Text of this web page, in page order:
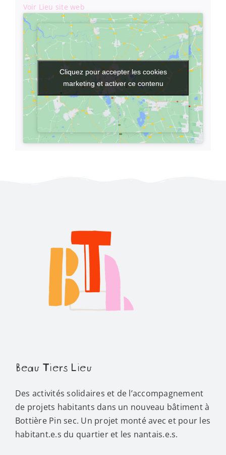
Voir Lieu site web
Cliquez pour accepter les cookies
marketing et activer ce contenu
Cliquez pour accepter les cookies
marketing et activer ce contenu
Beau Tiers Lieu
Des activités solidaires et de l’accompagnement
de projets habitants dans un nouveau bâtiment à
Bottière Pin sec. Un projet monté avec et pour les
habitant.e.s du quartier et les nantais.e.s.